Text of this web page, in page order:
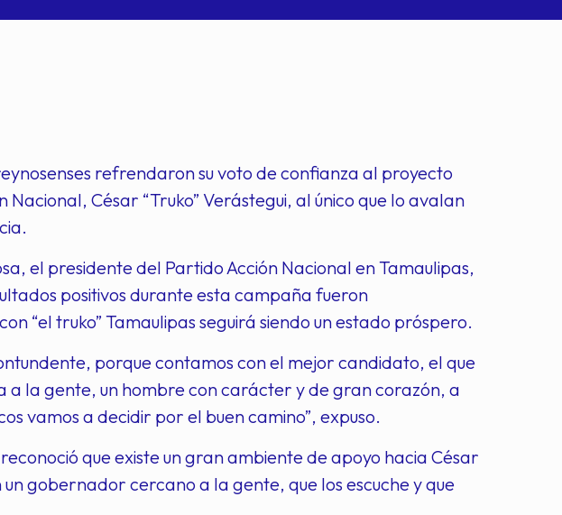
refrendaron su voto de confianza al proyecto
César “Truko” Verástegui, al único que lo avalan
el presidente del Partido Acción Nacional en Tamaulipas,
positivos durante esta campaña fueron
“el truko” Tamaulipas seguirá siendo un estado próspero.
porque contamos con el mejor candidato, el que
a la gente, un hombre con carácter y de gran corazón, a
vamos a decidir por el buen camino”, expuso.
que existe un gran ambiente de apoyo hacia César
gobernador cercano a la gente, que los escuche y que